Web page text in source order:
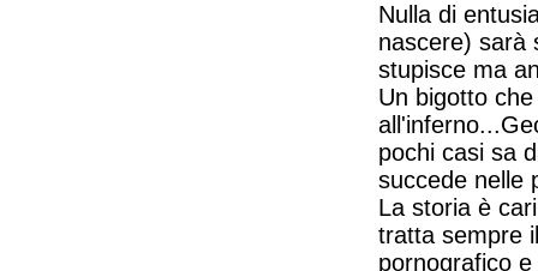
Nulla di
nascere) sarà
stupisce ma
Un bigotto
pochi casi sa
succede nelle
La storia è
tratta sempre
pornografico